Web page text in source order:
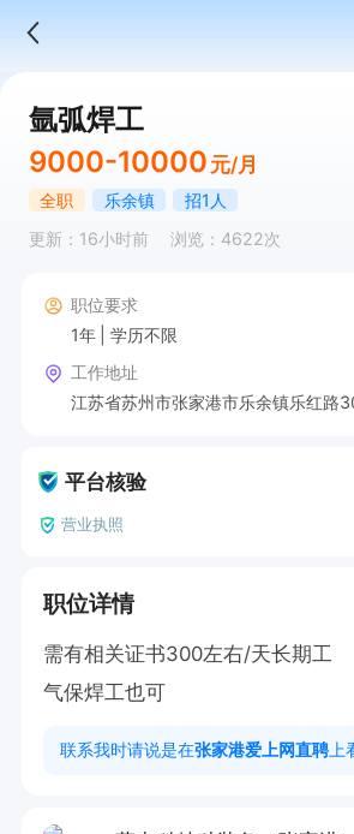
氩弧焊工
9000-10000 元/月
全职 乐余镇
招1人
更新：16小时前
浏览：4622次
职位要求
1年
学历不限
工作地址
江苏省苏州市张家港市乐余镇乐红路
平台核验
营业执照
职位详情
需有相关证书300左右/天长期工
气保焊工也可
联系我时请说是在张家港爱上网直聘